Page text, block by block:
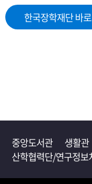
한국장학재단 바
중앙도서관 생활관
산학협력단/연구정보